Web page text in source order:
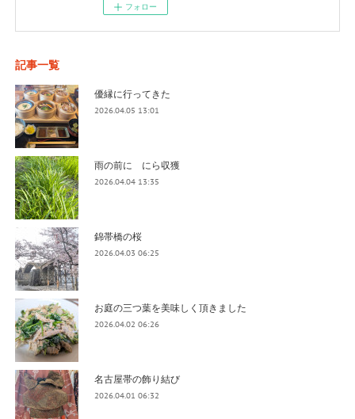
フォロー
記事一覧
優縁に行ってきた
2026.04.05 13:01
雨の前に にら収獲
2026.04.04 13:35
錦帯橋の桜
2026.04.03 06:25
お庭の三つ葉を美味しく頂きました
2026.04.02 06:26
名古屋帯の飾り結び
2026.04.01 06:32